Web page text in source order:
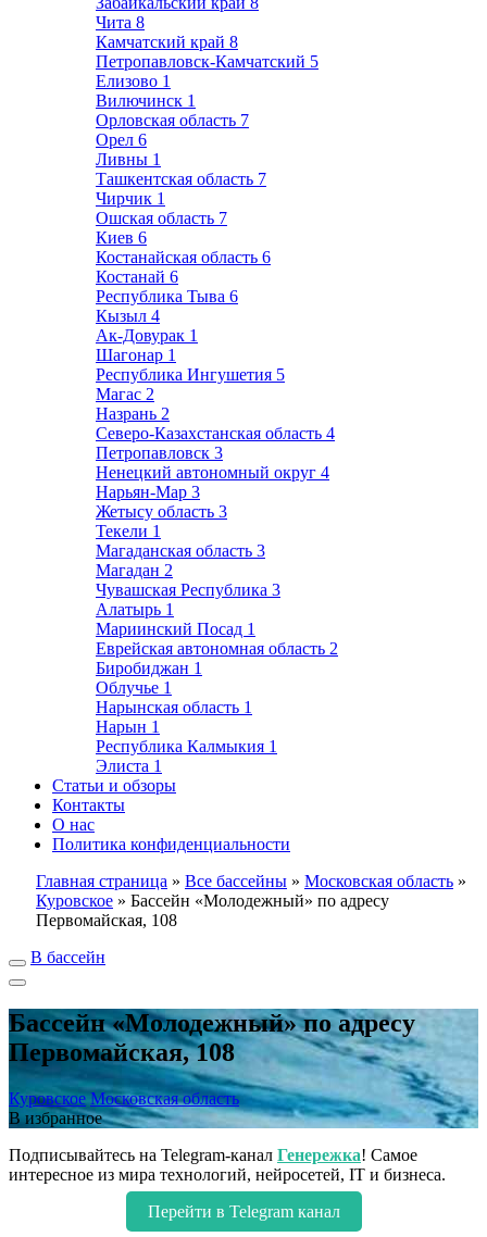
Чита 8
Камчатский край 8
Петропавловск-Камчатский 5
Елизово 1
Вилючинск 1
Орловская область 7
Орел 6
Ливны 1
Ташкентская область 7
Чирчик 1
Ошская область 7
Киев 6
Костанайская область 6
Костанай 6
Республика Тыва 6
Кызыл 4
Ак-Довурак 1
Шагонар 1
Республика Ингушетия 5
Магас 2
Назрань 2
Северо-Казахстанская область 4
Петропавловск 3
Ненецкий автономный округ 4
Нарьян-Мар 3
Жетысу область 3
Текели 1
Магаданская область 3
Магадан 2
Чувашская Республика 3
Алатырь 1
Мариинский Посад 1
Еврейская автономная область 2
Биробиджан 1
Облучье 1
Нарынская область 1
Нарын 1
Республика Калмыкия 1
Элиста 1
Статьи и обзоры
Контакты
О нас
Политика конфиденциальности
Главная страница » Все бассейны » Московская область »
Куровское » Бассейн «Молодежный» по адресу
Первомайская, 108
В бассейн
Бассейн «Молодежный» по адресу
Первомайская, 108
Куровское Московская область
В избранное
Подписывайтесь на Telegram-канал Генережка! Самое
интересное из мира технологий, нейросетей, IT и бизнеса.
Перейти в Telegram канал